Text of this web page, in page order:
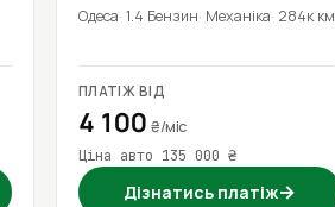
Одеса 1.4 Бензин Механіка 284к км
ПЛАТІЖ ВІД
4 100 ₴/міс
Ціна авто 135 000 ₴
Дізнатись платіж→